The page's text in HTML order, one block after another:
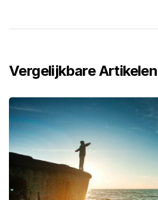
Vergelijkbare Artikelen